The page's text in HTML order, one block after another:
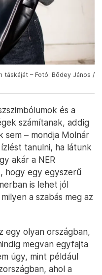
táskáját – Fotó: Bődey János /
és a
számítanak, addig
sem – mondja Molnár
tanulni, ha látunk
akár a NER
hogy egy egyszerű
is lehet jól
a szabás meg az
egy olyan országban,
megvan egyfajta
úgy, mint például
ahol a